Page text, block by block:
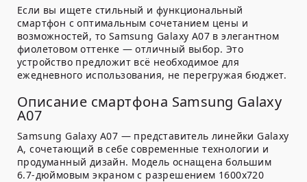
Если вы ищете стильный и функциональный
смартфон с оптимальным сочетанием цены и
возможностей, то Samsung Galaxy A07 в элегантном
фиолетовом оттенке — отличный выбор. Это
устройство предложит всё необходимое для
ежедневного использования, не перегружая бюджет.
Описание смартфона Samsung Galaxy
A07
Samsung Galaxy A07 — представитель линейки Galaxy
A, сочетающий в себе современные технологии и
продуманный дизайн. Модель оснащена большим
6.7-дюймовым экраном с разрешением 1600x720